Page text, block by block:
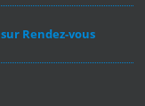
sur Rendez-vous